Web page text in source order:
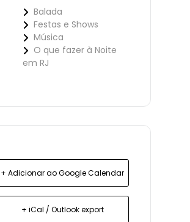
Balada
Festas e Shows
Música
O que fazer à Noite
em RJ
+ Adicionar ao Google Calendar
+ iCal / Outlook export